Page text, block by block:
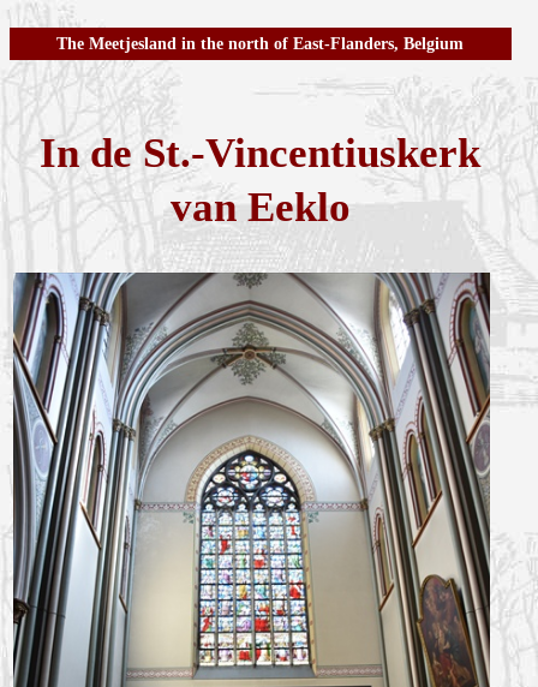
The Meetjesland in the north of East-Flanders, Belgium
In de St.-Vincentiuskerk
van Eeklo